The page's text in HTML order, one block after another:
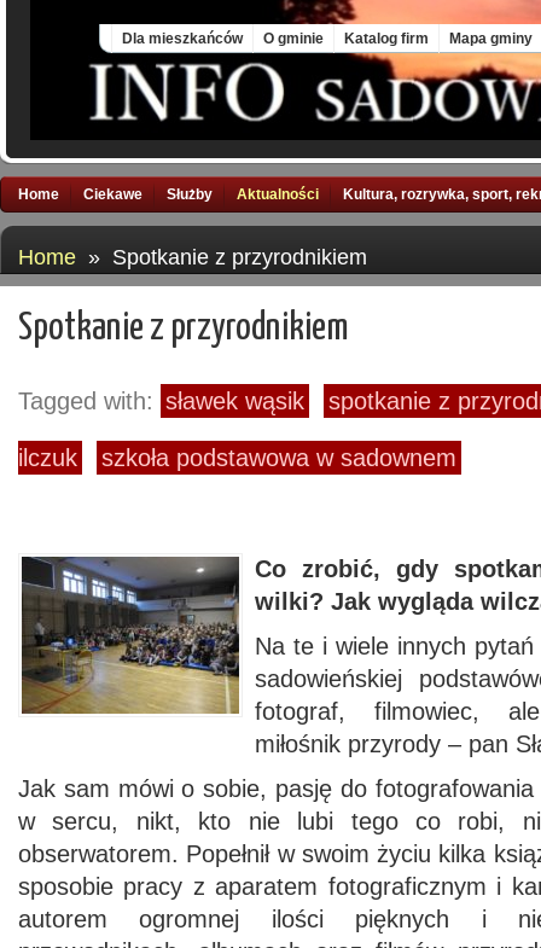
Dla mieszkańców O gminie Katalog firm Mapa gminy
Home Ciekawe Służby Aktualności Kultura, rozrywka, sport,
Home » Spotkanie z przyrodnikiem
Spotkanie z przyrodnikiem
Tagged with: sławek wąsik spotkanie z
ilczuk szkoła podstawowa w sadownem
Co zrobić, gdy
wilki? Jak wygląda
Na te i wiele innych
sadowieńskiej
fotograf, filmowiec,
miłośnik przyrody – pan
Jak sam mówi o sobie, pasję do fotografowania
w sercu, nikt, kto nie lubi tego co robi,
obserwatorem. Popełnił w swoim życiu kilka
sposobie pracy z aparatem fotograficznym i
autorem ogromnej ilości pięknych i